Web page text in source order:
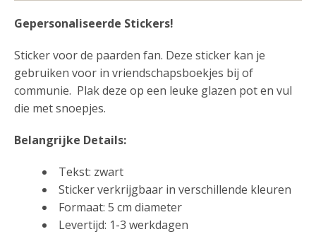
Gepersonaliseerde Stickers!
Sticker voor de paarden fan. Deze sticker kan je
gebruiken voor in vriendschapsboekjes bij of
communie. Plak deze op een leuke glazen pot en vul
die met snoepjes.
Belangrijke Details:
Tekst: zwart
Sticker verkrijgbaar in verschillende kleuren
Formaat: 5 cm diameter
Levertijd: 1-3 werkdagen